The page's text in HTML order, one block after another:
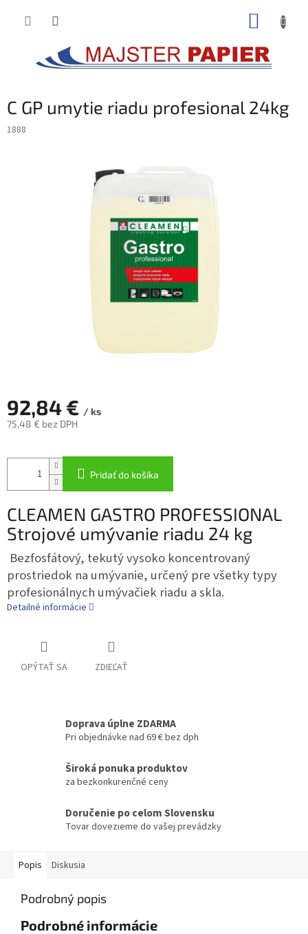
C GP umytie riadu profesional 24kg
1888
92,84 € / ks
75,48 € bez DPH
cena:
Pridať do košíka
CLEAMEN GASTRO PROFESSIONAL
Strojové umývanie riadu 24 kg
Bezfosfátový, tekutý vysoko koncentrovaný
prostriedok na umývanie, určený pre všetky typy
profesionálnych umývačiek riadu a skla.
Detailné informácie
OPÝTAŤ SA ZDIEĽAŤ
Doprava úplne ZDARMA
Pri objednávke nad 69 € bez dph
Široká ponuka produktov
za bezkonkurenčné ceny
Doručenie po celom Slovensku
Tovar dovezieme do vašej prevádzky
Popis Diskusia
Podrobný popis
Podrobné informácie